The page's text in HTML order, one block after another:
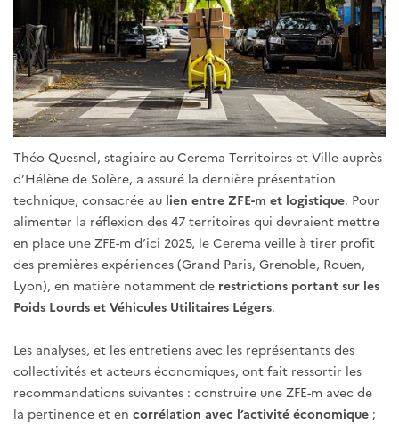
Théo Quesnel, stagiaire au Cerema Territoires et Ville auprès
d’Hélène de Solère, a assuré la dernière présentation
technique, consacrée au lien entre ZFE-m et logistique. Pour
alimenter la réflexion des 47 territoires qui devraient mettre
en place une ZFE-m d’ici 2025, le Cerema veille à tirer profit
des premières expériences (Grand Paris, Grenoble, Rouen,
Lyon), en matière notamment de restrictions portant sur les
Poids Lourds et Véhicules Utilitaires Légers.
Les analyses, et les entretiens avec les représentants des
collectivités et acteurs économiques, ont fait ressortir les
recommandations suivantes : construire une ZFE-m avec de
la pertinence et en corrélation avec l’activité économique ;